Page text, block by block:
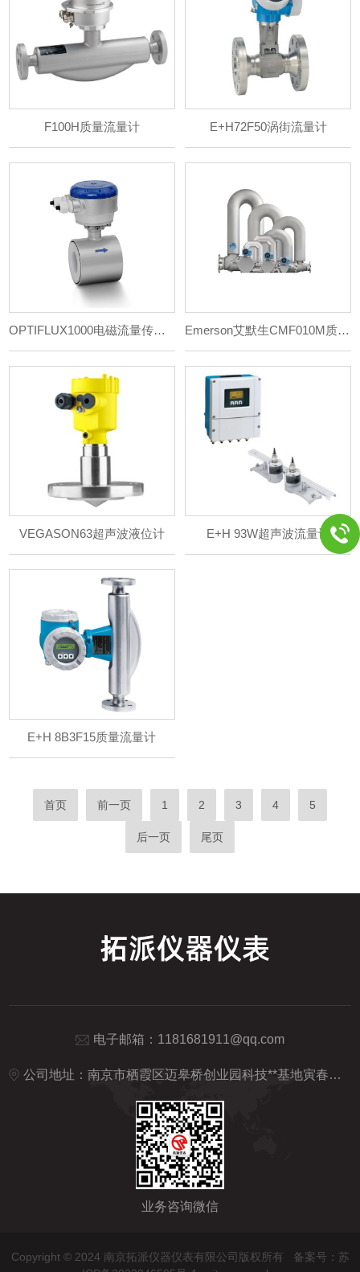
F100H质量流量计 E+H72F50涡街流量计
OPTIFLUX1000电磁流量传感器 Emerson艾默生CMF010M质量流量计
VEGASON63超声波液位计 E+H 93W超声波流量计
E+H 8B3F15质量流量计
首页 前一页 1 2 3 4 5
后一页 尾页
电子邮箱：1181681911@qq.com
公司地址：南京市栖霞区迈皋桥创业园科技**基地寅春路18号-F280
业务咨询微信
Copyright © 2024 南京拓派仪器仪表有限公司版权所有 备案号：苏